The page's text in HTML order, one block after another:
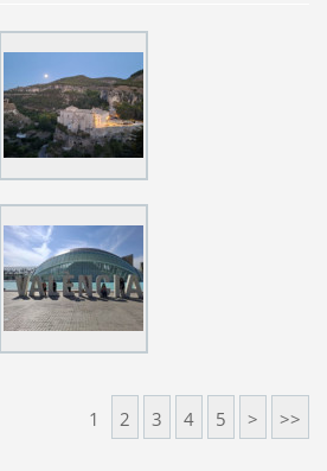
1 2 3 4 5 > >>